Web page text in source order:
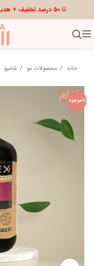
تا 50 درصد تخفیف + هدیه ویژه
خانه محصولات مو شامپو
ناموجود